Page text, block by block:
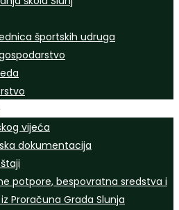
športskih udruga
vijeća
dokumentacija
potpore, bespovratna sredstva i
Proračuna Grada Slunja